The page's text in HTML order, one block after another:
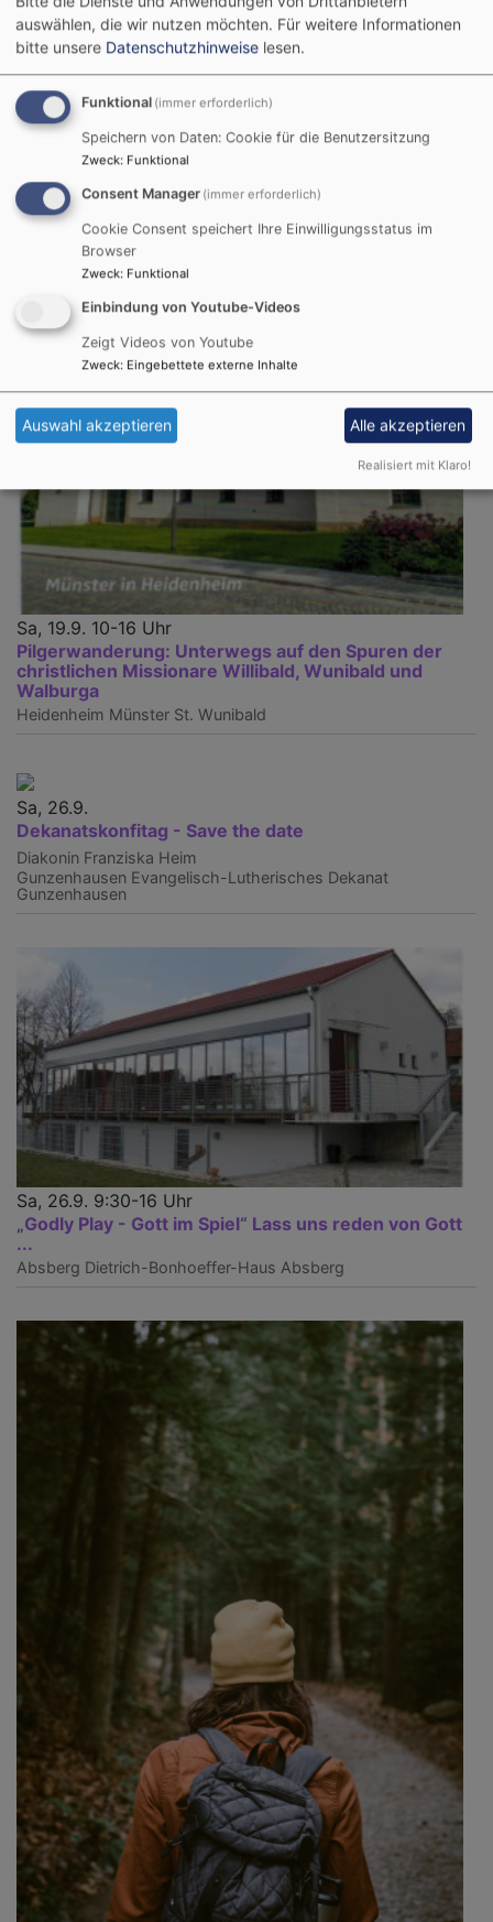
Dienstag und Donnerstag
10:00 Uhr bis 15:00 Uhr
Dekanatstermine
Sa, 19.9. 10-16 Uhr
Pilgerwanderung: Unterwegs auf den Spuren der
christlichen Missionare Willibald, Wunibald und
Walburga
Heidenheim Münster St. Wunibald
Sa, 26.9.
Dekanatskonfitag - Save the date
Diakonin Franziska Heim
Gunzenhausen Evangelisch-Lutherisches Dekanat
Gunzenhausen
Sa, 26.9. 9:30-16 Uhr
„Godly Play - Gott im Spiel“ Lass uns reden von Gott
...
Absberg Dietrich-Bonhoeffer-Haus Absberg
auswählen, die wir nutzen möchten. Für weitere Informationen
bitte unsere Datenschutzhinweise lesen.
Funktional (immer erforderlich)
Speichern von Daten: Cookie für die Benutzersitzung
Zweck: Funktional
Consent Manager (immer erforderlich)
Cookie Consent speichert Ihre Einwilligungsstatus im
Browser
Zweck: Funktional
Einbindung von Youtube-Videos
Zeigt Videos von Youtube
Zweck: Eingebettete externe Inhalte
Auswahl akzeptieren Alle akzeptieren
Realisiert mit Klaro!